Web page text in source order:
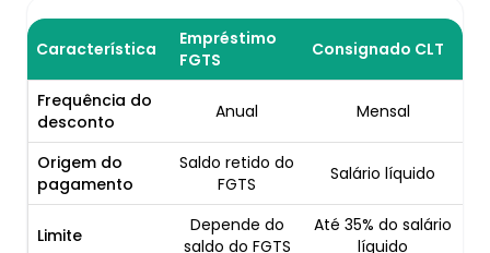
Característica
Empréstimo
FGTS
Consignado CLT
Frequência do
desconto
Anual Mensal
Origem do
pagamento
Saldo retido do
FGTS
Salário líquido
Limite
Depende do
saldo do FGTS
Até 35% do salário
líquido